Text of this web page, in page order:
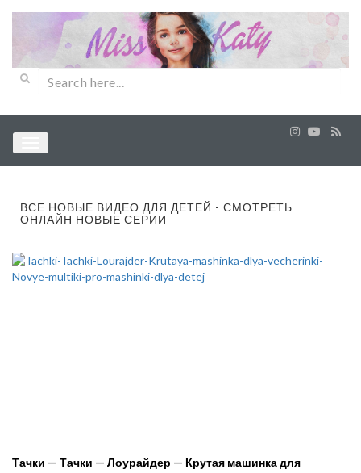
ВСЕ НОВЫЕ ВИДЕО ДЛЯ ДЕТЕЙ - СМОТРЕТЬ
ОНЛАЙН НОВЫЕ СЕРИИ
Тачки — Тачки — Лоурайдер — Крутая машинка для